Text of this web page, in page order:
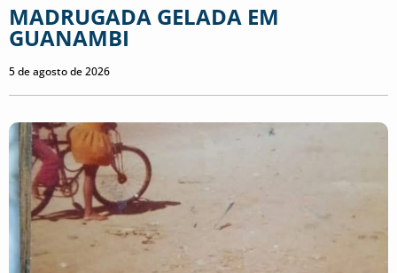
MADRUGADA GELADA EM
GUANAMBI
5 de agosto de 2026